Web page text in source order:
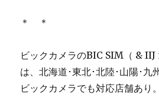
＊ ＊
ビックカメラのBIC SIM（ &
は、北海道･東北･北陸･山陽･九
ビックカメラでも対応店舗あり。